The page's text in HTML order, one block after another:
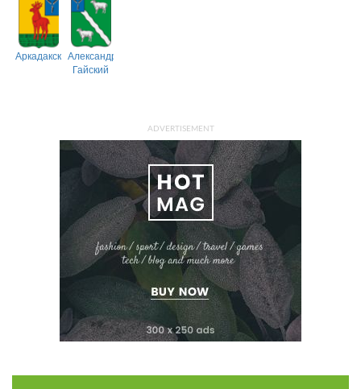
АркадакскийАлександрово-
Гайский
ADVERTISEMENT